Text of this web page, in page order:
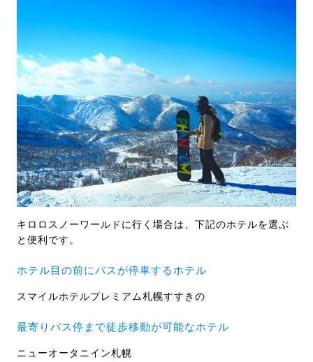
キロロスノーワールドに行く場合は、下記のホテルを選ぶ
と便利です。
ホテル目の前にバスが停車するホテル
スマイルホテルプレミアム札幌すすきの
最寄りバス停まで徒歩移動が可能なホテル
ニューオータニイン札幌